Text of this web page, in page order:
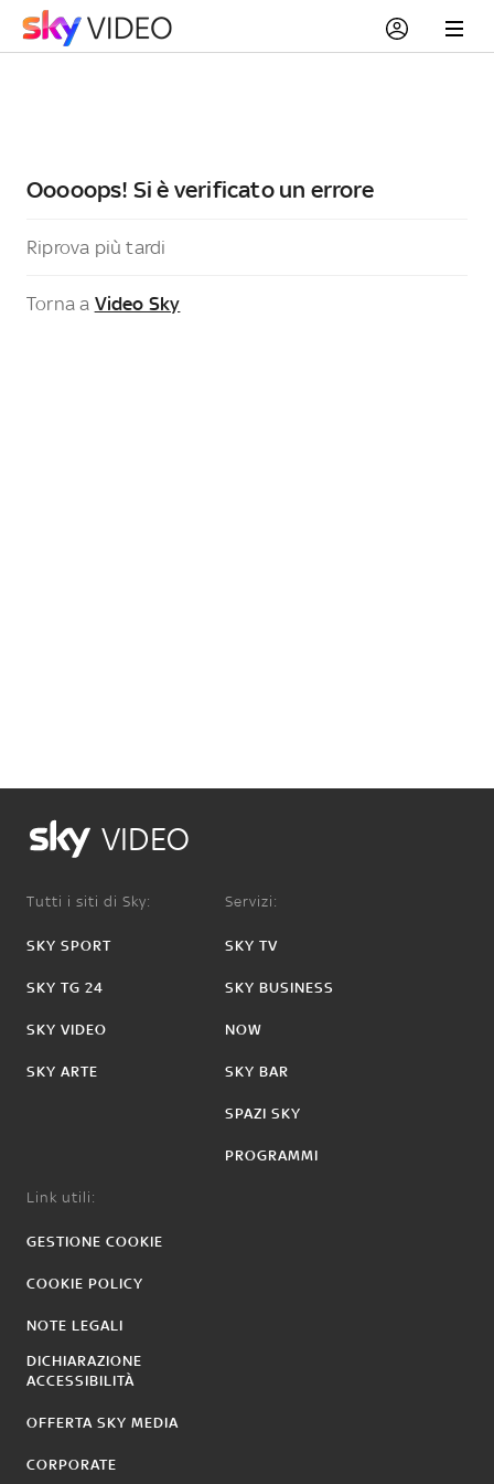
Ooooops! Si è verificato un errore
Riprova più tardi
Torna a Video Sky
VIDEO
Tutti i siti di Sky:
SKY SPORT
SKY TG 24
SKY VIDEO
SKY ARTE
Servizi:
SKY TV
SKY BUSINESS
NOW
SKY BAR
SPAZI SKY
PROGRAMMI
Link utili:
GESTIONE COOKIE
COOKIE POLICY
NOTE LEGALI
DICHIARAZIONE
ACCESSIBILITÀ
OFFERTA SKY MEDIA
CORPORATE